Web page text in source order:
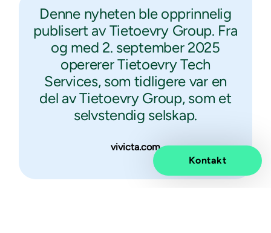
Kontakt
Denne nyheten ble opprinnelig
publisert av Tietoevry Group. Fra
og med 2. september 2025
opererer Tietoevry Tech
Services, som tidligere var en
del av Tietoevry Group, som et
selvstendig selskap.
vivicta.com